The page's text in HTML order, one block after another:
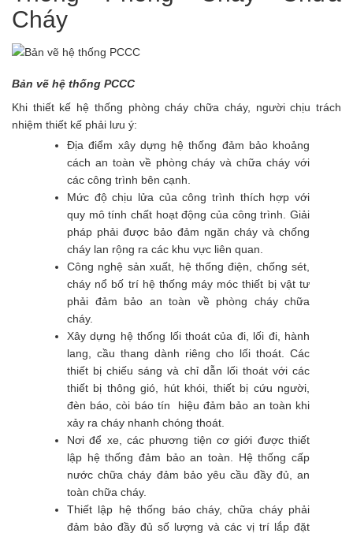
Cháy
Bản vẽ hệ thống PCCC
Khi thiết kế hệ thống phòng cháy chữa cháy, người chịu trách
nhiệm thiết kế phải lưu ý:
Địa điểm xây dựng hệ thống đảm bảo khoảng
cách an toàn về phòng cháy và chữa cháy với
các công trình bên cạnh.
Mức độ chịu lửa của công trình thích hợp với
quy mô tính chất hoạt động của công trình. Giải
pháp phải được bảo đảm ngăn cháy và chống
cháy lan rộng ra các khu vực liên quan.
Công nghệ sản xuất, hệ thống điện, chống sét,
cháy nổ bố trí hệ thống máy móc thiết bị vật tư
phải đảm bảo an toàn về phòng cháy chữa
cháy.
Xây dựng hệ thống lối thoát của đi, lối đi, hành
lang, cầu thang dành riêng cho lối thoát. Các
thiết bị chiếu sáng và chỉ dẫn lối thoát với các
thiết bị thông gió, hút khói, thiết bị cứu người,
đèn báo, còi báo tín hiệu đảm bảo an toàn khi
xảy ra cháy nhanh chóng thoát.
Nơi để xe, các phương tiện cơ giới được thiết
lập hệ thống đảm bảo an toàn. Hệ thống cấp
nước chữa cháy đảm bảo yêu cầu đầy đủ, an
toàn chữa cháy.
Thiết lập hệ thống báo cháy, chữa cháy phải
đảm bảo đầy đủ số lượng và các vị trí lắp đặt